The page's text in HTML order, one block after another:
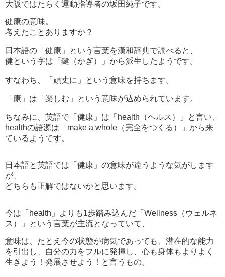
大阪ではたらく運動指導者の坂田純子です。
健康の意味。
考えたことありますか？
日本語の「健康」という言葉を漢和辞典で調べると、
健という字は「鍵（かぎ）」から派生したようです。
すなわち、「頑丈に」という意味を持ちます。
「康」は「楽しむ」という意味が込められています。
ちなみに、英語で「健康」は「health（ヘルス）」と言い、
healthの語源は「make a whole（完全をつくる）」から来
ているようです。
日本語と英語では「健康」の意味が違うような気がします
が、
どちらも正解ではないかと思います。
今は「health」よりも1歩踏み込んだ「Wellness（ウェルネ
ス）」という言葉が主流となっていて、
意味は、たとえ今の状態が病気であっても、潜在的な能力
を引出し、自分の力をフルに発揮し、心も身体もよりよく
生きよう！発展させよう！と言うもの。